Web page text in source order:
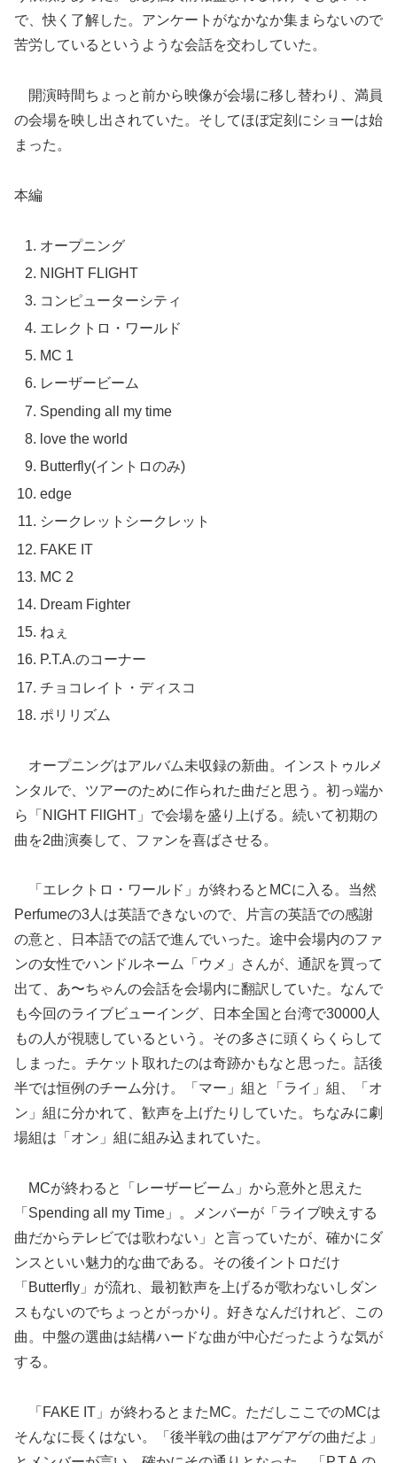
で、快く了解した。アンケートがなかなか集まらないので
苦労しているというような会話を交わしていた。
開演時間ちょっと前から映像が会場に移し替わり、満員
の会場を映し出されていた。そしてほぼ定刻にショーは始
まった。
本編
オープニング
NIGHT FLIGHT
コンピューターシティ
エレクトロ・ワールド
MC 1
レーザービーム
Spending all my time
love the world
Butterfly(イントロのみ)
edge
シークレットシークレット
FAKE IT
MC 2
Dream Fighter
ねぇ
P.T.A.のコーナー
チョコレイト・ディスコ
ポリリズム
オープニングはアルバム未収録の新曲。インストゥルメ
ンタルで、ツアーのために作られた曲だと思う。初っ端か
ら「NIGHT FlIGHT」で会場を盛り上げる。続いて初期の
曲を2曲演奏して、ファンを喜ばさせる。
「エレクトロ・ワールド」が終わるとMCに入る。当然
Perfumeの3人は英語できないので、片言の英語での感謝
の意と、日本語での話で進んでいった。途中会場内のファ
ンの女性でハンドルネーム「ウメ」さんが、通訳を買って
出て、あ〜ちゃんの会話を会場内に翻訳していた。なんで
も今回のライブビューイング、日本全国と台湾で30000人
もの人が視聴しているという。その多さに頭くらくらして
しまった。チケット取れたのは奇跡かもなと思った。話後
半では恒例のチーム分け。「マー」組と「ライ」組、「オ
ン」組に分かれて、歓声を上げたりしていた。ちなみに劇
場組は「オン」組に組み込まれていた。
MCが終わると「レーザービーム」から意外と思えた
「Spending all my Time」。メンバーが「ライブ映えする
曲だからテレビでは歌わない」と言っていたが、確かにダ
ンスといい魅力的な曲である。その後イントロだけ
「Butterfly」が流れ、最初歓声を上げるが歌わないしダン
スもないのでちょっとがっかり。好きなんだけれど、この
曲。中盤の選曲は結構ハードな曲が中心だったような気が
する。
「FAKE IT」が終わるとまたMC。ただしここでのMCは
そんなに長くはない。「後半戦の曲はアゲアゲの曲だよ」